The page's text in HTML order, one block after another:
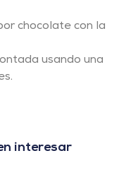
chocolate con la
usando una
interesar